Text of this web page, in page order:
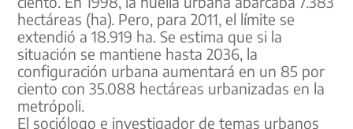
hectáreas (ha). Pero, para 2011, el límite se
extendió a 18.919 ha. Se estima que si la
situación se mantiene hasta 2036, la
configuración urbana aumentará en un 85 por
ciento con 35.088 hectáreas urbanizadas en la
metrópoli.
El sociólogo e investigador de temas urbanos